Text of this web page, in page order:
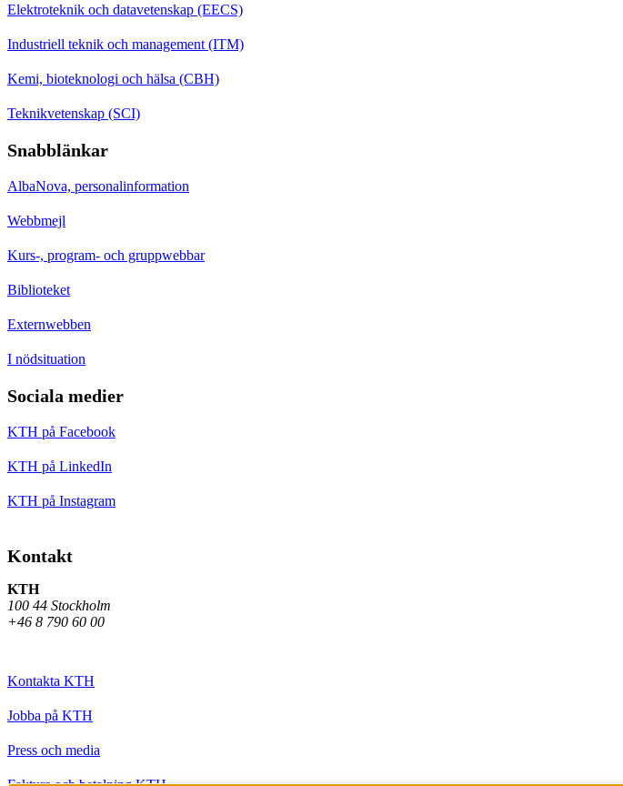
Elektroteknik och datavetenskap (EECS)
Industriell teknik och management (ITM)
Kemi, bioteknologi och hälsa (CBH)
Teknikvetenskap (SCI)
Snabblänkar
AlbaNova, personalinformation
Webbmejl
Kurs-, program- och gruppwebbar
Biblioteket
Externwebben
I nödsituation
Sociala medier
KTH på Facebook
KTH på LinkedIn
KTH på Instagram
Kontakt
KTH
100 44 Stockholm
+46 8 790 60 00
Kontakta KTH
Jobba på KTH
Press och media